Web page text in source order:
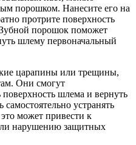
порошком. Нанесите его на
протрите поверхность
порошок поможет
шлему первоначальный
царапины или трещины,
Они смогут
шлема и вернуть
устранять
может привести к
нарушению защитных